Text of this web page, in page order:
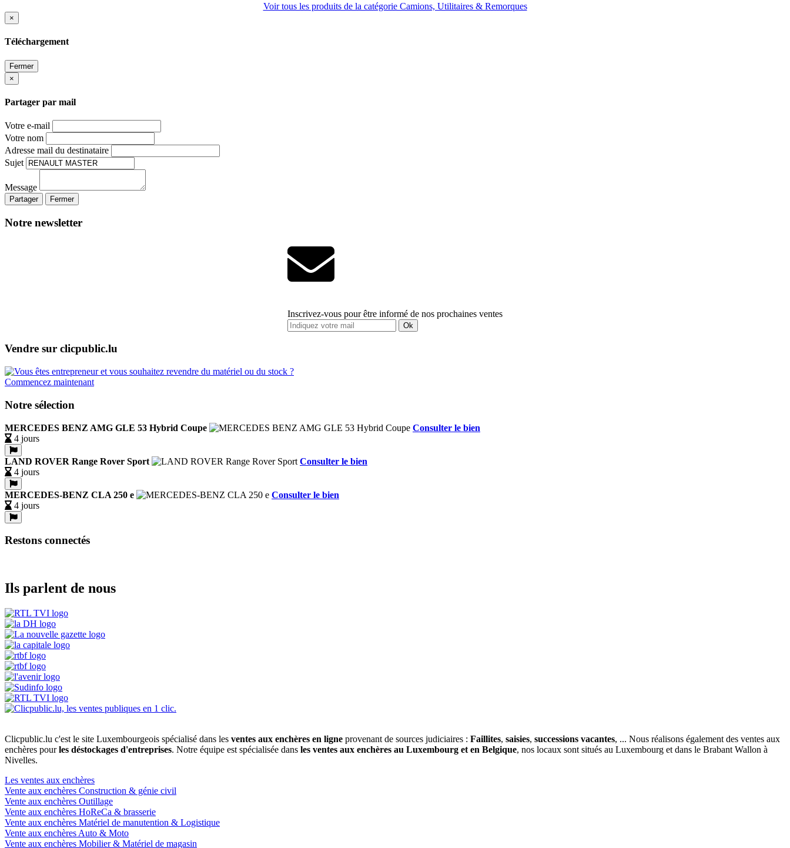
Voir tous les produits de la catégorie Camions, Utilitaires & Remorques
×
Téléchargement
Fermer
×
Partager par mail
Votre e-mail
Votre nom
Adresse mail du destinataire
Sujet
Message
Partager Fermer
Notre newsletter
Inscrivez-vous pour être informé de nos prochaines ventes
Ok
Vendre sur clicpublic.lu
Commencez maintenant
Notre sélection
MERCEDES BENZ AMG GLE 53 Hybrid Coupe
Consulter le bien
4 jours
LAND ROVER Range Rover Sport
Consulter le bien
4 jours
MERCEDES-BENZ CLA 250 e
Consulter le bien
4 jours
Restons connectés
Ils parlent de nous
Clicpublic.lu c'est le site Luxembourgeois spécialisé dans les ventes aux enchères en ligne provenant de sources judiciaires : Faillites, saisies, successions vacantes, ... Nous réalisons également des ventes aux
enchères pourles déstockages d'entreprises. Notre équipe est spécialisée dans les ventes aux enchères au Luxembourg et en Belgique, nos locaux sont situés au Luxembourg et dans le Brabant Wallon à
Nivelles.
Les ventes aux enchères
Vente aux enchères Construction & génie civil
Vente aux enchères Outillage
Vente aux enchères HoReCa & brasserie
Vente aux enchères Matériel de manutention & Logistique
Vente aux enchères Auto & Moto
Vente aux enchères Mobilier & Matériel de magasin